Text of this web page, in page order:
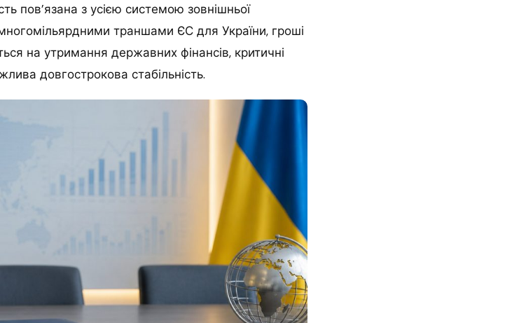
пов’язана з усією системою зовнішньої
траншами ЄС для України, гроші
на утримання державних фінансів, критичні
довгострокова стабільність.